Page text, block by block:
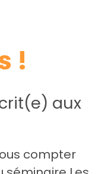
!
aux
compter